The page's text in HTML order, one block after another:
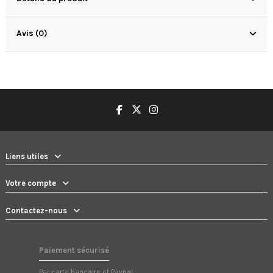
Avis (0)
Liens utiles
Votre compte
Contactez-nous
Paiement sécurisé